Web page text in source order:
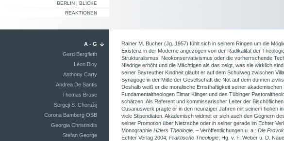
BERLIN | BLICKE
REAKTIONEN
A - G
Gerd Bergfleth
Léon Bloy
Anthony Carty
Andrea De Santis
Thomas Brose
Sergeji S. Choružij
Corona Bamberg OSB
Georgia Christinidis
Stefan George
Rainer M. Bucher (Jg. 1957) fühlt sich in seinem Ringen um die
Existenz in der Moderne angezogen von der Radikalität der
Strukturalismus, Neokonservativismus oder die vorherrschende
Niedrige erhöht und die Mächtigen als das zeigt, was sie wirklich
seiner Bayreuther Kindheit glaubt er auf dem Schulweg zwischen
Synagoge in der Mitte der Gesellschaft die Not auf dem dünnen
Deshalb weiß er die moralische Ernsthaftigkeit seiner
Fundamentaltheologen Elmar Klinger und des Tübinger
schätzen. Als Referent und kommissarischer Leiter der
Cusanuswerk prägte er in den neunziger Jahren mit seinem hohen
viele Stipendiaten. Akademisch widmet er sich auch den Gegnern
seiner Promotion über Nietzsche oder in seiner gerade im Echter
Monographie Hitlers Theologie . – Veröffentlichungen u. a.: Die
Echter Verlag 2004; Praktische Theologie , Hg. v. F. Weber u. D.